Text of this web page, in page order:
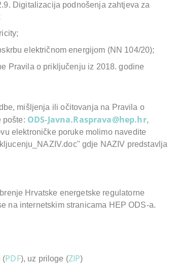
Digitalizacija podnošenja zahtjeva za
električnom energijom (NN 104/20);
Pravila o priključenju iz 2018. godine
mišljenja ili očitovanja na Pravila o
pošte: ODS-Javna.Rasprava@hep.hr,
elektroničke poruke molimo navedite
gdje NAZIV predstavlja
Hrvatske energetske regulatorne
na internetskim stranicama HEP ODS-a.
(PDF), uz priloge (ZIP)